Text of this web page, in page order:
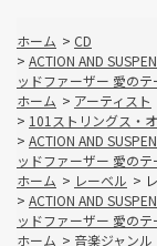
ホーム > CD
> ACTION AND
ッドファーザー 愛のテ
ホーム > アーティスト
> 101ストリングス・
> ACTION AND
ッドファーザー 愛のテ
ホーム > レーベル >
> ACTION AND
ッドファーザー 愛のテ
ホーム > 音楽ジャンル